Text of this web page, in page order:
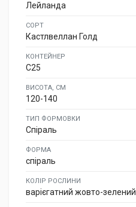
Лейланда
СОРТ
Кастлвеллан Голд
КОНТЕЙНЕР
C25
ВИСОТА, СМ
120-140
ТИП ФОРМОВКИ
Спіраль
ФОРМА
спіраль
КОЛІР РОСЛИНИ
варієгатний жовто-зелений